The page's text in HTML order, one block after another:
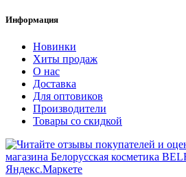
Информация
Новинки
Хиты продаж
О нас
Доставка
Для оптовиков
Производители
Товары со скидкой